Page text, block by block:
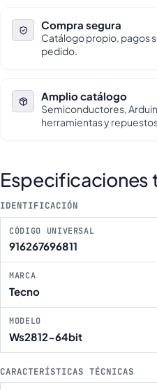
Compra segura
Catálogo propio, pagos
pedido.
Amplio catálogo
Semiconductores,
herramientas y
Especificaciones
IDENTIFICACIÓN
CÓDIGO UNIVERSAL
916267696811
MARCA
Tecno
MODELO
Ws2812-64bit
CARACTERÍSTICAS TÉCNICAS